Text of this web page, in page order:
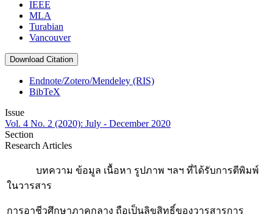
IEEE
MLA
Turabian
Vancouver
Download Citation
Endnote/Zotero/Mendeley (RIS)
BibTeX
Issue
Vol. 4 No. 2 (2020): July - December 2020
Section
Research Articles
บทความ ข้อมูล เนื้อหา รูปภาพ ฯลฯ ที่ได้รับการตีพิมพ์
ในวารสาร
การอาชีวศึกษาภาคกลาง ถือเป็นลิขสิทธิ์ของวารสารการ